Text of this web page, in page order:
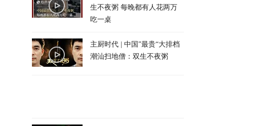
生不夜粥 每晚都有人花两万
吃一桌
主厨时代 | 中国”最贵“大排档
潮汕扫地僧：双生不夜粥